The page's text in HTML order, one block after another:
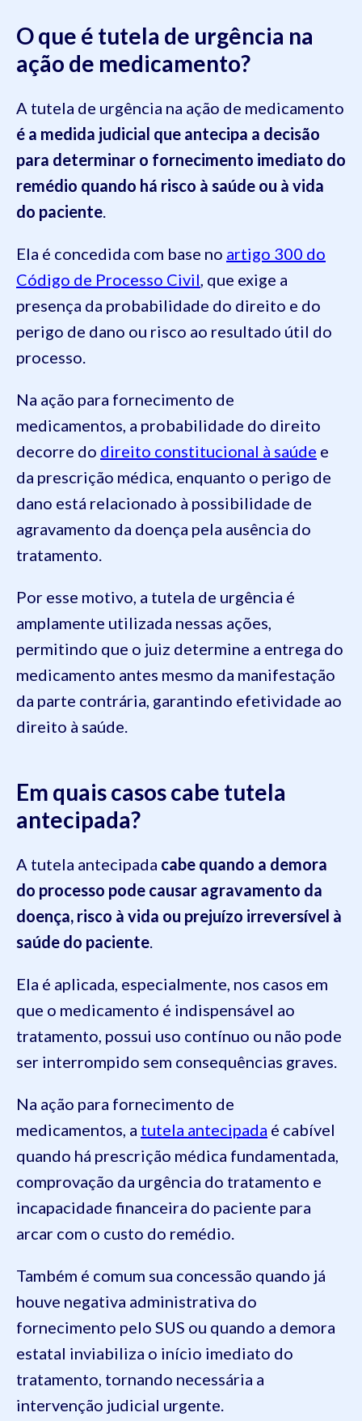
O que é tutela de urgência na
ação de medicamento?
A tutela de urgência na ação de medicamento
é a medida judicial que antecipa a decisão
para determinar o fornecimento imediato do
remédio quando há risco à saúde ou à vida
do paciente.
Ela é concedida com base no artigo 300 do
Código de Processo Civil, que exige a
presença da probabilidade do direito e do
perigo de dano ou risco ao resultado útil do
processo.
Na ação para fornecimento de
medicamentos, a probabilidade do direito
decorre do direito constitucional à saúde e
da prescrição médica, enquanto o perigo de
dano está relacionado à possibilidade de
agravamento da doença pela ausência do
tratamento.
Por esse motivo, a tutela de urgência é
amplamente utilizada nessas ações,
permitindo que o juiz determine a entrega do
medicamento antes mesmo da manifestação
da parte contrária, garantindo efetividade ao
direito à saúde.
Em quais casos cabe tutela
antecipada?
A tutela antecipada cabe quando a demora
do processo pode causar agravamento da
doença, risco à vida ou prejuízo irreversível à
saúde do paciente.
Ela é aplicada, especialmente, nos casos em
que o medicamento é indispensável ao
tratamento, possui uso contínuo ou não pode
ser interrompido sem consequências graves.
Na ação para fornecimento de
medicamentos, a tutela antecipada é cabível
quando há prescrição médica fundamentada,
comprovação da urgência do tratamento e
incapacidade financeira do paciente para
arcar com o custo do remédio.
Também é comum sua concessão quando já
houve negativa administrativa do
fornecimento pelo SUS ou quando a demora
estatal inviabiliza o início imediato do
tratamento, tornando necessária a
intervenção judicial urgente.